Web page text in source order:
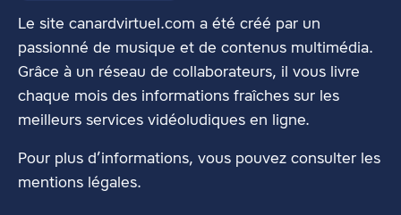
Le site canardvirtuel.com a été créé par un
passionné de musique et de contenus multimédia.
Grâce à un réseau de collaborateurs, il vous livre
chaque mois des informations fraîches sur les
meilleurs services vidéoludiques en ligne.
Pour plus d’informations, vous pouvez consulter les
mentions légales.